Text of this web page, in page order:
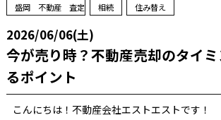
盛岡 不動産 査定
相続 住み替え
2026/06/06(土)
今が売り時？不動産売却のタイ
るポイント
こんにちは！不動産会社エストエストです！